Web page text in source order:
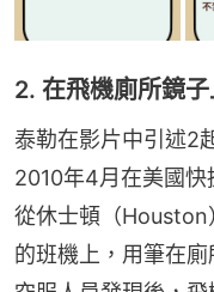
2. 在飛機廁所鏡
泰勒在影片中引述2
2010年4月在美國快
從休士頓（Houston
的班機上，用筆在